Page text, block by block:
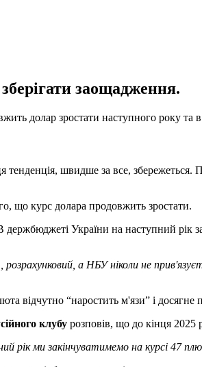
заощадження.
долар зростати наступного року та
тенденція, швидше за все,
що курс долара продовжить зростати.
України на наступний
а НБУ ніколи не
відчутно “наростить м'язи” і досягне
клубу розповів, що до кінця 2025
рік ми закінчуватимемо на курсі 47